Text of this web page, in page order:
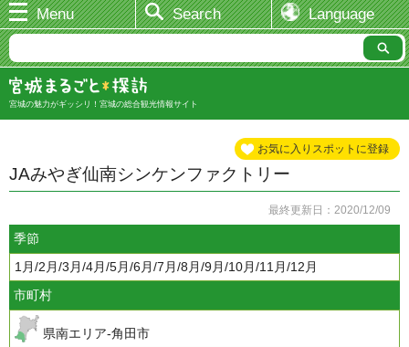
Menu Search Language
宮城の魅力がギッシリ！宮城の総合観光情報サイト
お気に入りスポットに登録
JAみやぎ仙南シンケンファクトリー
最終更新日：2020/12/09
季節
1月/2月/3月/4月/5月/6月/7月/8月/9月/10月/11月/12月
市町村
県南エリア-角田市